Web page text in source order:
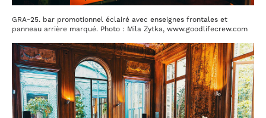
GRA-25. bar promotionnel éclairé avec enseignes frontales et
panneau arrière marqué. Photo : Mila Zytka, www.goodlifecrew.com